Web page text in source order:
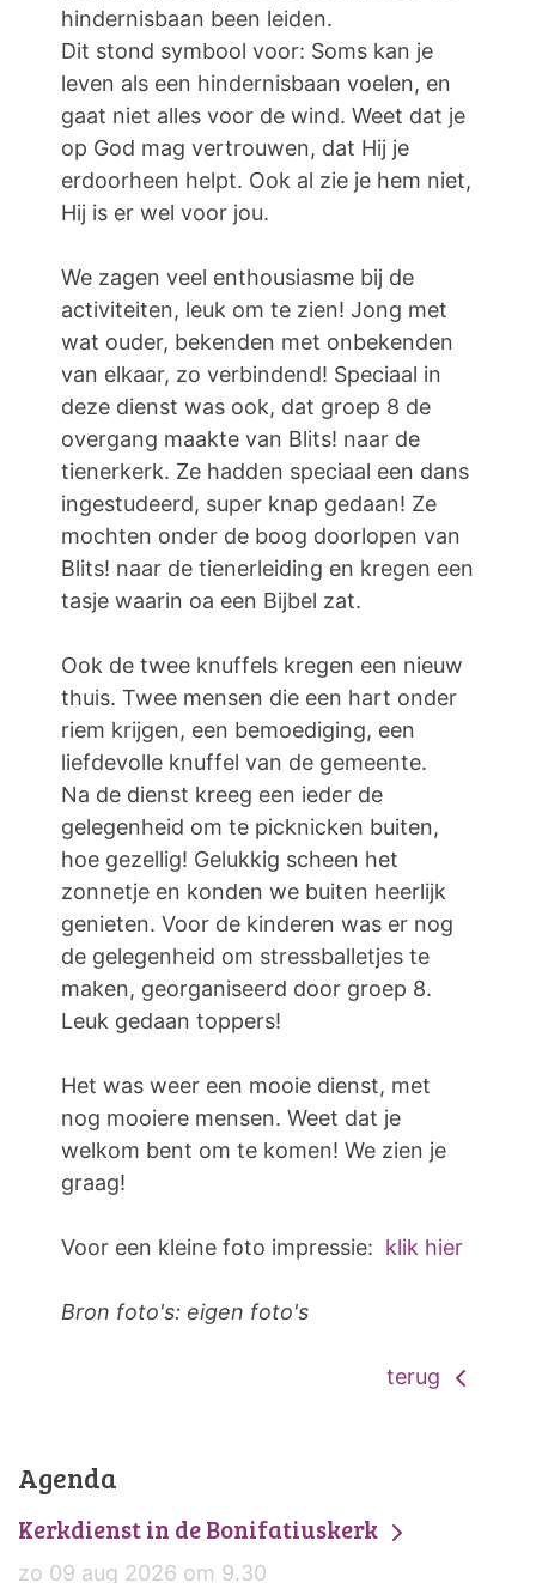
hindernisbaan been leiden.
Dit stond symbool voor: Soms kan je
leven als een hindernisbaan voelen, en
gaat niet alles voor de wind. Weet dat je
op God mag vertrouwen, dat Hij je
erdoorheen helpt. Ook al zie je hem niet,
Hij is er wel voor jou.
We zagen veel enthousiasme bij de
activiteiten, leuk om te zien! Jong met
wat ouder, bekenden met onbekenden
van elkaar, zo verbindend! Speciaal in
deze dienst was ook, dat groep 8 de
overgang maakte van Blits! naar de
tienerkerk. Ze hadden speciaal een dans
ingestudeerd, super knap gedaan! Ze
mochten onder de boog doorlopen van
Blits! naar de tienerleiding en kregen een
tasje waarin oa een Bijbel zat.
Ook de twee knuffels kregen een nieuw
thuis. Twee mensen die een hart onder
riem krijgen, een bemoediging, een
liefdevolle knuffel van de gemeente.
Na de dienst kreeg een ieder de
gelegenheid om te picknicken buiten,
hoe gezellig! Gelukkig scheen het
zonnetje en konden we buiten heerlijk
genieten. Voor de kinderen was er nog
de gelegenheid om stressballetjes te
maken, georganiseerd door groep 8.
Leuk gedaan toppers!
Het was weer een mooie dienst, met
nog mooiere mensen. Weet dat je
welkom bent om te komen! We zien je
graag!
Voor een kleine foto impressie: klik hier
Bron foto's: eigen foto's
terug
Agenda
Kerkdienst in de Bonifatiuskerk
zo 09 aug 2026 om 9.30